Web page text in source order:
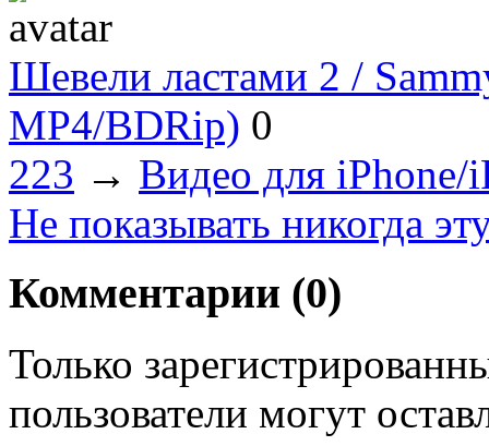
Шевели ластами 2 /
МР4/BDRip) 0
223 → Видео для iPhone/
Не показывать никогда
Комментарии (0)
Только
пользователи могут